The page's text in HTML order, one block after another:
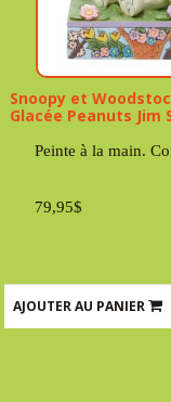
Snoopy et
Glacée Peanuts Jim
Peinte à la main.
79,95$
AJOUTER AU PANIER